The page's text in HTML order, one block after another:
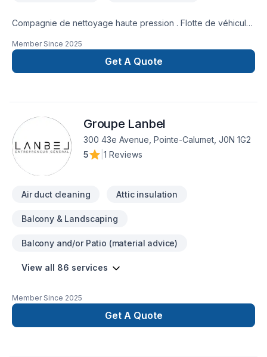
Compagnie de nettoyage haute pression . Flotte de véhicule
Member Since 2025
Get A Quote
Groupe Lanbel
300 43e Avenue, Pointe-Calumet, J0N 1G2
5
1 Reviews
Air duct cleaning Attic insulation
Balcony & Landscaping
Balcony and/or Patio (material advice)
View all 86 services
Member Since 2025
Get A Quote